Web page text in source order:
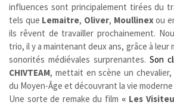
influences sont principalement tirées du
tels que Lemaitre, Oliver, Moullinexou
ils rêvent de travailler prochainement.
trio, il y a maintenant deux ans, grâce à leur
sonorités médiévales surprenantes. Son
CHIVTEAM, mettait en scène un
du Moyen-Âge et découvrant la vie
Une sorte de remake du film « Les